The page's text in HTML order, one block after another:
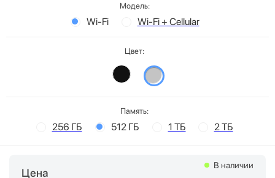
Модель:
Wi-Fi Wi-Fi + Cellular
Цвет:
Память:
256 ГБ 512 ГБ 1 ТБ 2 ТБ
Цена
В наличии